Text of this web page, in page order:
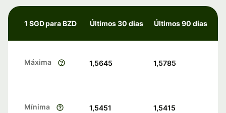
1 SGD para BZD Últimos 30 dias Últimos 90 dias
Máxima 1,5645 1,5785
Mínima 1,5451 1,5415